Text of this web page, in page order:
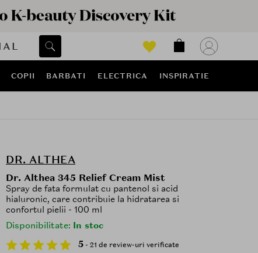
COPII BARBATI ELECTRICA INSPIRATIE
DR. ALTHEA
Dr. Althea 345 Relief Cream Mist
Spray de fata formulat cu pantenol si acid
hialuronic, care contribuie la hidratarea si
confortul pielii - 100 ml
Disponibilitate: In stoc
5 - 21 de review-uri verificate